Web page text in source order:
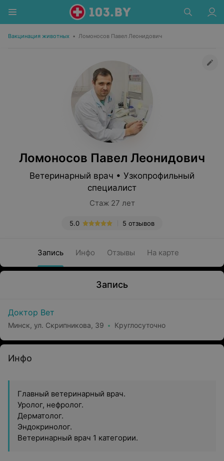
Вакцинация животных • Ломоносов Павел Леонидович
Ломоносов Павел Леонидович
Ветеринарный врач • Узкопрофильный
специалист
Стаж 27 лет
5 отзывов
5.0
Запись Инфо Отзывы На карте
Запись
Доктор Вет
Минск, ул. Скрипникова, 39 Круглосуточно
Инфо
Главный ветеринарный врач.
Уролог, нефролог.
Дерматолог.
Эндокринолог.
Ветеринарный врач 1 категории.